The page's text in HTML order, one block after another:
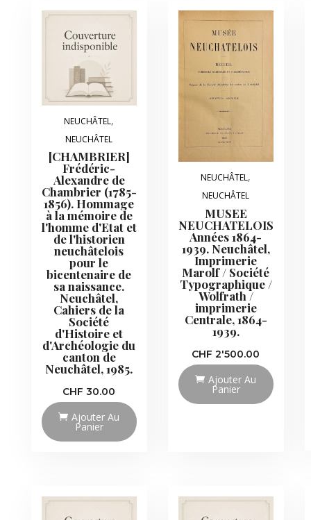
NEUCHÂTEL,
NEUCHÂTEL
[CHAMBRIER]
Frédéric-
Alexandre de
Chambrier (1785-
1856). Hommage
à la mémoire de
l'homme d'Etat et
de l'historien
neuchâtelois
pour le
bicentenaire de
sa naissance.
Neuchâtel,
Cahiers de la
Société
d'Histoire et
d'Archéologie du
canton de
Neuchâtel, 1985.
CHF 30.00
Ajouter Au
Panier
NEUCHÂTEL,
NEUCHÂTEL
MUSEE
NEUCHATELOIS
Années 1864-
1939. Neuchâtel,
Imprimerie
Marolf / Société
Typographique /
Wolfrath /
imprimerie
Centrale, 1864-
1939.
CHF 2'500.00
Ajouter Au
Panier